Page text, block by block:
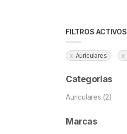
FILTROS ACTIVOS
Auriculares
Categorias
Auriculares (2)
Marcas